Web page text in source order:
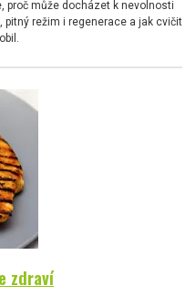
proč může docházet k nevolnosti
pitný režim i regenerace a jak cvičit
zdraví